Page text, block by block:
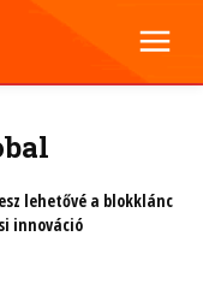
lehetővé a blokklánc
innováció